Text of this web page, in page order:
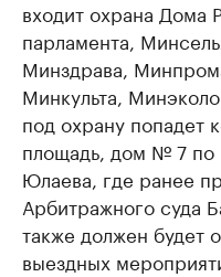
входит охрана Дома
парламента,
Минздрава,
Минкульта,
под охрану попадет
площадь, дом № 7 по
Юлаева, где ранее
Арбитражного суда
также должен будет
выездных